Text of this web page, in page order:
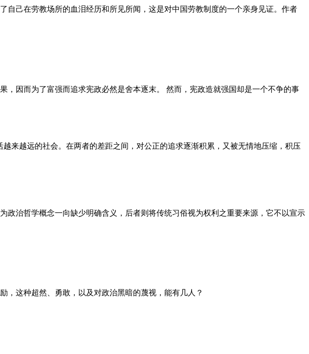
自己在劳教场所的血泪经历和所见所闻，这是对中国劳教制度的一个亲身见证。作者
因而为了富强而追求宪政必然是舍本逐末。 然而，宪政造就强国却是一个不争的事
来越远的社会。在两者的差距之间，对公正的追求逐渐积累，又被无情地压缩，积压
政治哲学概念一向缺少明确含义，后者则将传统习俗视为权利之重要来源，它不以宣示
，这种超然、勇敢，以及对政治黑暗的蔑视，能有几人？